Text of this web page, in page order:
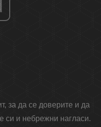
за да се доверите и да
си и небрежни нагласи.